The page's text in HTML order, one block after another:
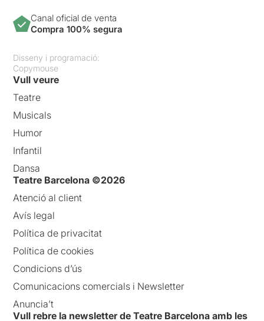
Canal oficial de venta
Compra 100% segura
Disseny i programació:
Copymouse
Vull veure
Teatre
Musicals
Humor
Infantil
Dansa
Teatre Barcelona ©2026
Atenció al client
Avís legal
Política de privacitat
Política de cookies
Condicions d’ús
Comunicacions comercials i Newsletter
Anuncia’t
Vull rebre la newsletter de Teatre Barcelona amb les